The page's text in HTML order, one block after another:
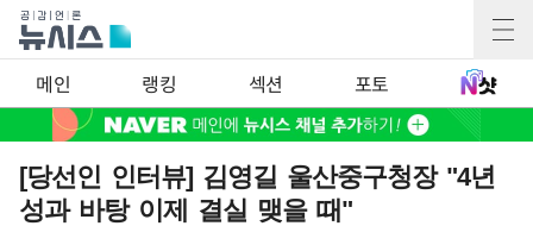
메인 랭킹 섹션 포토
[당선인 인터뷰] 김영길 울산중구청장 "4년
성과 바탕 이제 결실 맺을 때"